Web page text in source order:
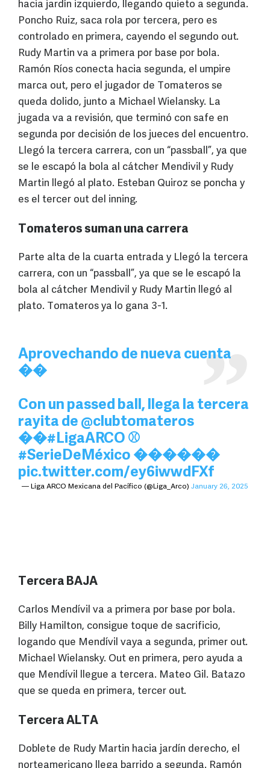
hacia jardín izquierdo, llegando quieto a segunda.
Poncho Ruiz, saca rola por tercera, pero es
controlado en primera, cayendo el segundo out.
Rudy Martin va a primera por base por bola.
Ramón Ríos conecta hacia segunda, el umpire
marca out, pero el jugador de Tomateros se
queda dolido, junto a Michael Wielansky. La
jugada va a revisión, que terminó con safe en
segunda por decisión de los jueces del encuentro.
Llegó la tercera carrera, con un “passball”, ya que
se le escapó la bola al cátcher Mendivil y Rudy
Martin llegó al plato. Esteban Quiroz se poncha y
es el tercer out del inning.
Tomateros suman una carrera
Parte alta de la cuarta entrada y Llegó la tercera
carrera, con un “passball”, ya que se le escapó la
bola al cátcher Mendivil y Rudy Martin llegó al
plato. Tomateros ya lo gana 3-1.
Aprovechando de nueva cuenta
��
Con un passed ball, llega la tercera
rayita de @clubtomateros
��#LigaARCO ⚾
#SerieDeMéxico ������
pic.twitter.com/ey6iwwdFXf
— Liga ARCO Mexicana del Pacífico (@Liga_Arco) January 26, 2025
Tercera BAJA
Carlos Mendívil va a primera por base por bola.
Billy Hamilton, consigue toque de sacrificio,
logando que Mendívil vaya a segunda, primer out.
Michael Wielansky. Out en primera, pero ayuda a
que Mendívil llegue a tercera. Mateo Gil. Batazo
que se queda en primera, tercer out.
Tercera ALTA
Doblete de Rudy Martin hacia jardín derecho, el
norteamericano llega barrido a segunda. Ramón